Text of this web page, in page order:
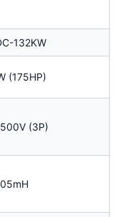
132KW
(175HP)
(3P)